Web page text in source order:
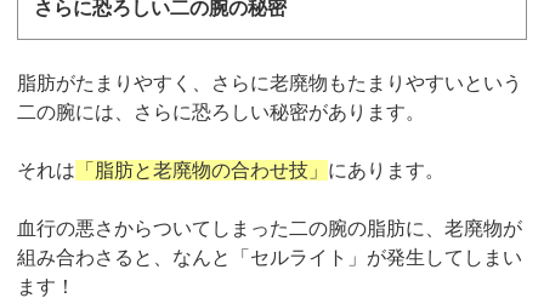
さらに恐ろしい二の腕の秘密
脂肪がたまりやすく、さらに老廃物もたまりやすいという
二の腕には、さらに恐ろしい秘密があります。
それは 「脂肪と老廃物の合わせ技」 にあります。
血行の悪さからついてしまった二の腕の脂肪に、老廃物が
組み合わさると、なんと「セルライト」が発生してしまい
ます！